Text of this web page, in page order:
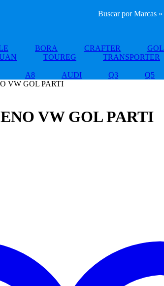
Buscar por Marcas »
BORA CRAFTER GOL
TOUREG TRANSPORTER
A8 AUDI Q3 Q5
VW GOL PARTI
VW GOL PARTI